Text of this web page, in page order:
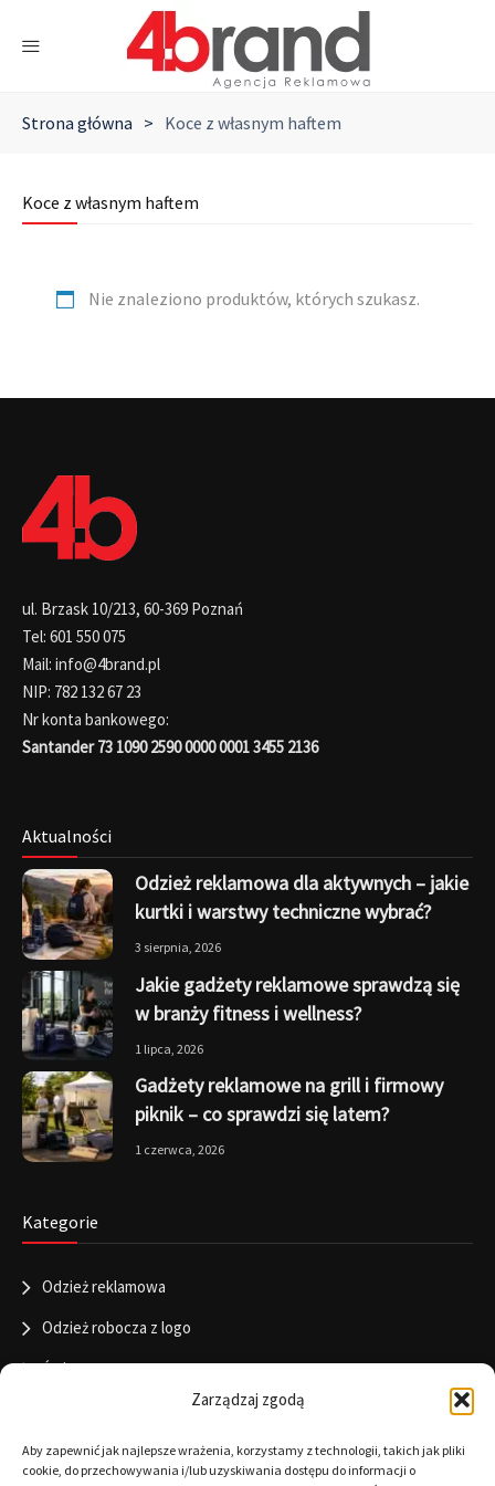
Zarządzaj zgodą
Aby zapewnić jak najlepsze wrażenia, korzystamy z technologii, takich jak pliki
cookie, do przechowywania i/lub uzyskiwania dostępu do informacji o
Strona główna > Koce z własnym haftem
Koce z własnym haftem
Nie znaleziono produktów, których szukasz.
ul. Brzask 10/213, 60-369 Poznań
Tel: 601 550 075
Mail: info@4brand.pl
NIP: 782 132 67 23
Nr konta bankowego:
Santander 73 1090 2590 0000 0001 3455 2136
Aktualności
Odzież reklamowa dla aktywnych – jakie
kurtki i warstwy techniczne wybrać?
3 sierpnia, 2026
Jakie gadżety reklamowe sprawdzą się
w branży fitness i wellness?
1 lipca, 2026
Gadżety reklamowe na grill i firmowy
piknik – co sprawdzi się latem?
1 czerwca, 2026
Kategorie
Odzież reklamowa
Odzież robocza z logo
Święta
Informacje